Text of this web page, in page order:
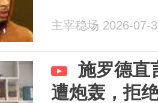
主宰稳场 2026-07-
施罗德直
遭炮轰，拒